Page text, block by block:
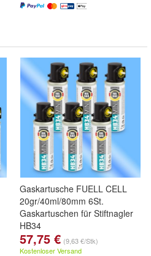
Gaskartusche FUELL CELL
20gr/40ml/80mm 6St.
Gaskartuschen für Stiftnagler
HB34
57,75 € (9,63 €/Stk)
Kostenloser Versand